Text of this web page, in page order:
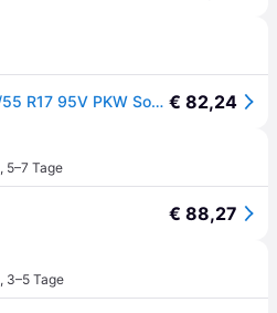
Nexen N'Blue HD Plus 205/55 R17 95V PKW Sommerreifen Reifen 13871NXK € 82,24
, 5–7 Tage
€ 88,27
, 3–5 Tage